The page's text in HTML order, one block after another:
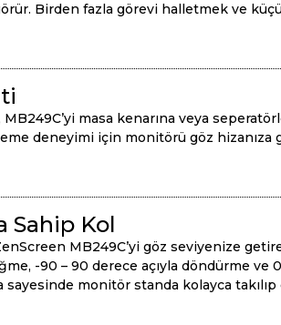
Birden fazla görevi halletmek ve
masa kenarına veya
deneyimi için monitörü göz hizanıza
Sahip Kol
MB249C’yi göz seviyenize
-90 – 90 derece açıyla döndürme ve
sayesinde monitör standa kolayca takılıp